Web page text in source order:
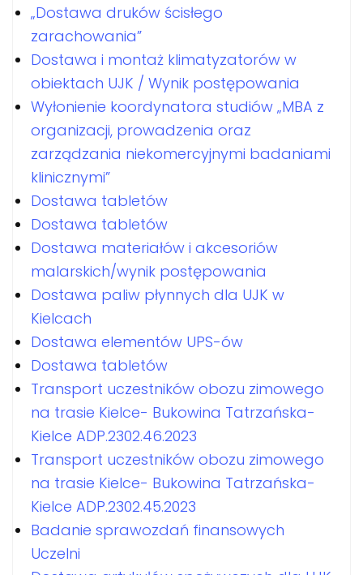
„Dostawa druków ścisłego
zarachowania”
Dostawa i montaż klimatyzatorów w
obiektach UJK / Wynik postępowania
Wyłonienie koordynatora studiów „MBA z
organizacji, prowadzenia oraz
zarządzania niekomercyjnymi badaniami
klinicznymi”
Dostawa tabletów
Dostawa tabletów
Dostawa materiałów i akcesoriów
malarskich/wynik postępowania
Dostawa paliw płynnych dla UJK w
Kielcach
Dostawa elementów UPS-ów
Dostawa tabletów
Transport uczestników obozu zimowego
na trasie Kielce- Bukowina Tatrzańska-
Kielce ADP.2302.46.2023
Transport uczestników obozu zimowego
na trasie Kielce- Bukowina Tatrzańska-
Kielce ADP.2302.45.2023
Badanie sprawozdań finansowych
Uczelni